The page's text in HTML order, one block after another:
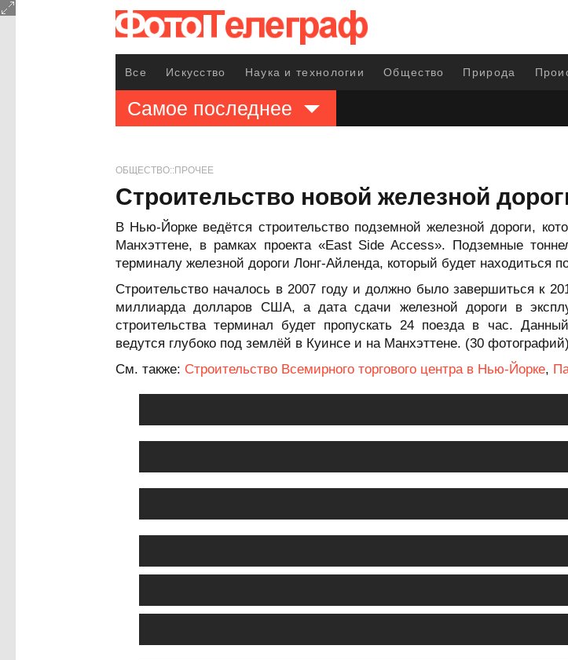
Все Искусство Наука и технологии Общество Природа
Самое последнее
ОБЩЕСТВО::ПРОЧЕЕ
Строительство новой железной
В Нью-Йорке ведётся строительство подземной железной дороги,
Манхэттене, в рамках проекта «East Side Access». Подземные
терминалу железной дороги Лонг-Айленда, который будет находиться
Строительство началось в 2007 году и должно было завершиться к
миллиарда долларов США, а дата сдачи железной дороги в
строительства терминал будет пропускать 24 поезда в час.
ведутся глубоко под землёй в Куинсе и на Манхэттене. (30 фотографий)
См. также: Строительство Всемирного торгового центра в Нью-Йорке,